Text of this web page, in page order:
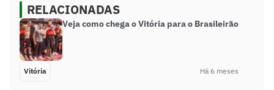
RELACIONADAS
Veja como chega o Vitória para o Brasileirão
Vitória Há 6 meses